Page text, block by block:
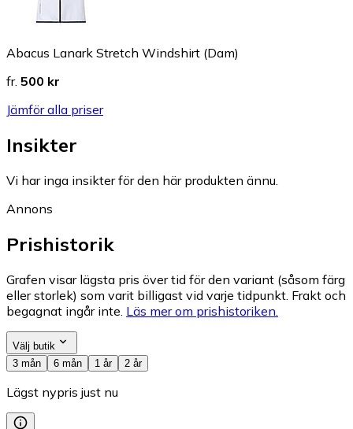
Abacus Lanark Stretch Windshirt (Dam)
fr. 500 kr
Jämför alla priser
Insikter
Vi har inga insikter för den här produkten ännu.
Annons
Prishistorik
Grafen visar lägsta pris över tid för den variant (såsom färg
eller storlek) som varit billigast vid varje tidpunkt. Frakt och
begagnat ingår inte. Läs mer om prishistoriken.
Välj butik
3 mån
6 mån 1 år 2 år
Lägst nypris just nu